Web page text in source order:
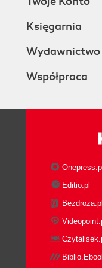
Księgarnia
Wydawnictwo
Współpraca
Editio.pl
Bezdroza.pl